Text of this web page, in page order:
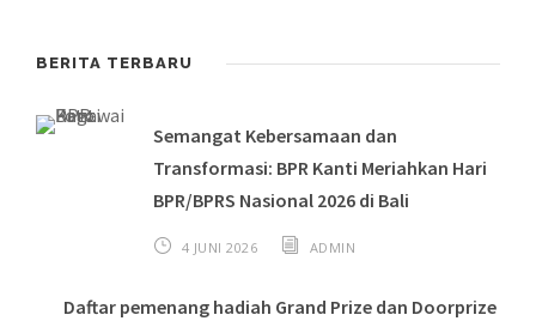
BERITA TERBARU
Semangat Kebersamaan dan
Transformasi: BPR Kanti Meriahkan Hari
BPR/BPRS Nasional 2026 di Bali
4 JUNI 2026 ADMIN
Daftar pemenang hadiah Grand Prize dan Doorprize